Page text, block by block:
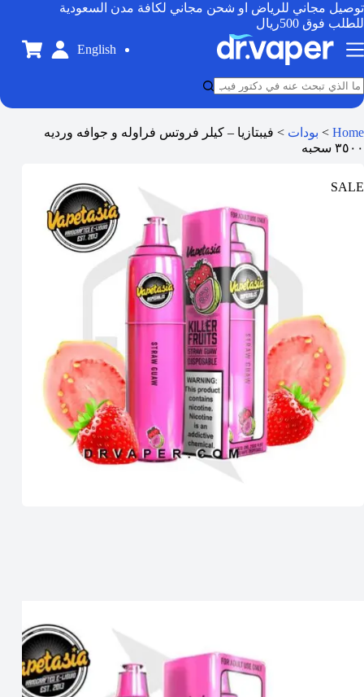
توصيل مجاني للرياض او شحن مجاني لكافة مدن السعودية
للطلب فوق 500ريال
English
Home
> بودات > فيبتازيا – كيلر فروتس فراوله و جوافه ورديه
٣٥٠٠ سحبه
SALE